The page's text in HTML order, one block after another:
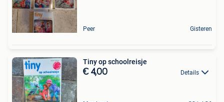
Peer Gisteren
Tiny op schoolreisje
€ 4,00 Details